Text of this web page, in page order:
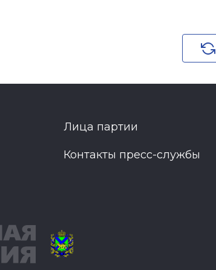
Лица партии
Контакты пресс-службы